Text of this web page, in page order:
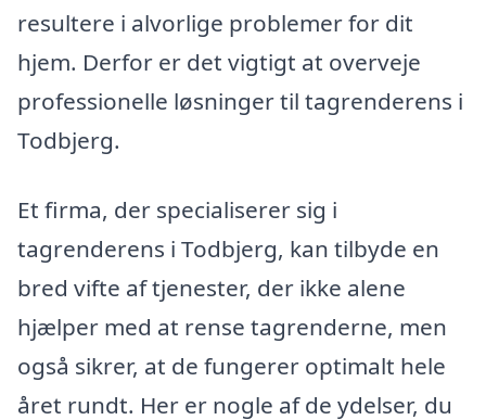
resultere i alvorlige problemer for dit
hjem. Derfor er det vigtigt at overveje
professionelle løsninger til tagrenderens i
Todbjerg.
Et firma, der specialiserer sig i
tagrenderens i Todbjerg, kan tilbyde en
bred vifte af tjenester, der ikke alene
hjælper med at rense tagrenderne, men
også sikrer, at de fungerer optimalt hele
året rundt. Her er nogle af de ydelser, du